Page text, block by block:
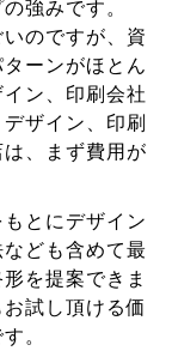
強みです。
のですが、資
ーンがほとん
ン、印刷会社
ザイン、印刷
、まず費用が
とにデザイン
ども含めて最
を提案できま
試し頂ける価
。